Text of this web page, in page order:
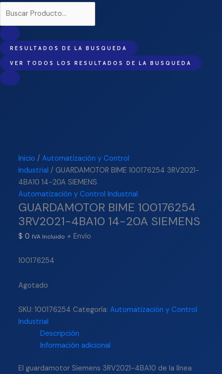
RESULTADOS DE LA BUSQUEDA
VER TODOS LOS RESULTADOS DE LA BUSQUEDA
Inicio /Automatización y Control
Industrial / GUARDAMOTOR BIME 100176254 3RV2021-
4BA10 14-20A SIEMENS
Automatización y Control Industrial
GUARDAMOTOR BIME 100176254
3RV2021-4BA10 14-20A SIEMENS
$ 0 IVA Incluido + Envío
100176254
Agotado
SKU:100176254 Categoría:Automatización y Control
Industrial
Descripción
Información adicional
El guardamotor Siemens 3RV2021-4BA10 de la línea